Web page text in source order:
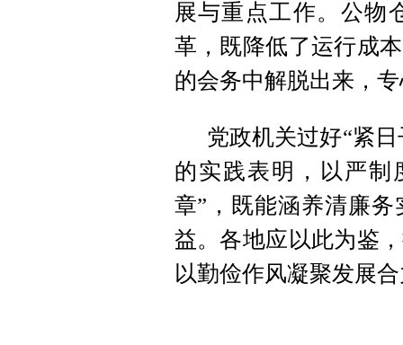
展与重点工作。公物
革，既降低了运行成
的会务中解脱出来，
党政机关过好“紧
的实践表明，以严制
章”，既能涵养清廉
益。各地应以此为鉴
以勤俭作风凝聚发展